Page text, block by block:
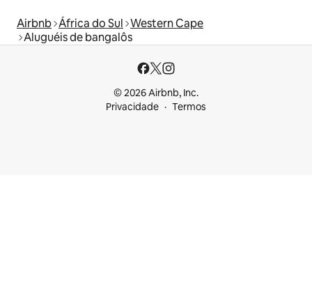
Airbnb África do Sul Western Cape
Aluguéis de bangalôs
© 2026 Airbnb, Inc.
Privacidade
Termos